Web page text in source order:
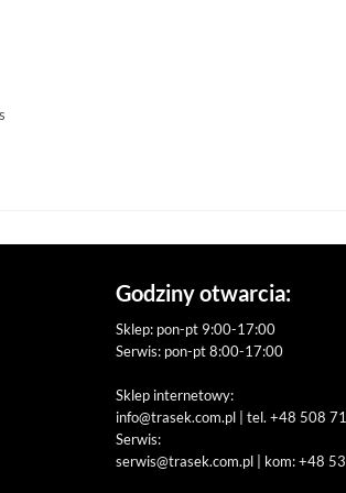
Godziny otwarcia:
Sklep: pon-pt 9:00-17:00
Serwis: pon-pt 8:00-17:00
Sklep internetowy:
info@trasek.com.pl | tel. +48 508
Serwis:
serwis@trasek.com.pl | kom: +48